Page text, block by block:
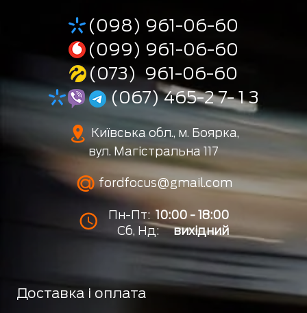
(098) 961-06-60
(099) 961-06-60
(073) 961-06-60
(067) 465-2 7- 1 3
Київська обл., м. Боярка,
вул. Магістральна 117
fordfocus@gmail.com
Пн-Пт: 10:00 - 18:00
Сб, Нд:
вихідний
Доставка і оплата